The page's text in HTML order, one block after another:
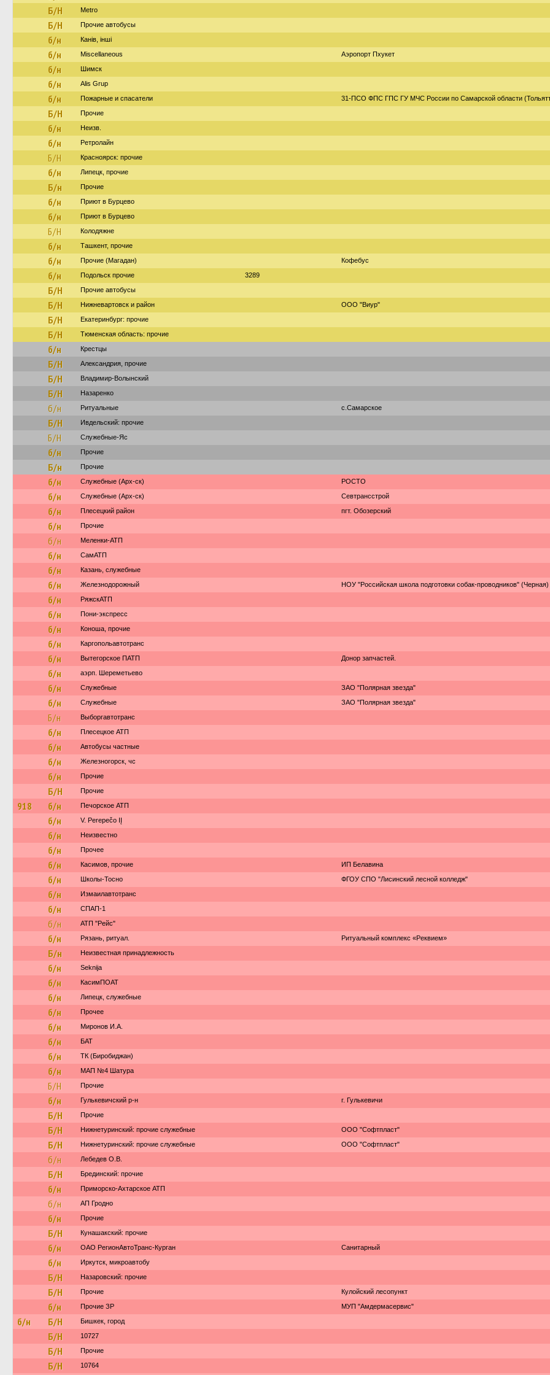
Б/Н Metro
Б/Н Прочие автобусы
б/н Канів, інші
б/н Miscellaneous Аэропорт Пхукет
б/н Шимск
б/н Alis Grup
б/н Пожарные и спасатели 31-ПСО ФПС ГПС ГУ МЧС России по Самарской области
Б/Н Прочие
б/н Неизв.
б/н Ретролайн
Б/Н Красноярск: прочие
б/н Липецк, прочие
Б/н Прочие
б/н Приют в Бурцево
б/н Приют в Бурцево
Б/Н Колодяжне
б/н Ташкент, прочие
б/н Прочие (Магадан) Кофебус
б/н Подольск прочие 3289
Б/Н Прочие автобусы
Б/Н Нижневартовск и район ООО "Виур"
Б/Н Екатеринбург: прочие
Б/Н Тюменская область: прочие
б/н Крестцы
Б/Н Александрия, прочие
Б/Н Владимир-Волынский
Б/Н Назаренко
б/н Ритуальные с.Самарское
Б/Н Ивдельский: прочие
Б/Н Служебные-Яс
б/н Прочие
Б/н Прочие
б/н Служебные (Арх-ск) РОСТО
б/н Служебные (Арх-ск) Севтрансстрой
б/н Плесецкий район пгт. Обозерский
б/н Прочие
б/н Меленки-АТП
б/н СамАТП
б/н Казань, служебные
б/н Железнодорожный НОУ "Российская школа подготовки собак-проводников" (Черная)
б/н РяжскАТП
б/н Пони-экспресс
б/н Коноша, прочие
б/н Каргопольавтотранс
б/н Вытегорское ПАТП Донор запчастей.
б/н аэрп. Шереметьево
б/н Служебные ЗАО "Полярная звезда"
б/н Служебные ЗАО "Полярная звезда"
Б/н Выборгавтотранс
б/н Плесецкое АТП
б/н Автобусы частные
б/н Железногорск, чс
б/н Прочие
Б/Н Прочие
918 б/н Печорское АТП
б/н V. Perepečo IĮ
б/н Неизвестно
б/н Прочее
б/н Касимов, прочие ИП Белавина
б/н Школы-Тосно ФГОУ СПО "Лисинский лесной колледж"
б/н Измаилавтотранс
б/н СПАП-1
б/н АТП "Рейс"
б/н Рязань, ритуал. Ритуальный комплекс «Реквием»
Б/н Неизвестная принадлежность
б/н Seknija
б/н КасимПОАТ
б/н Липецк, служебные
б/н Прочее
б/н Миронов И.А.
б/н БАТ
б/н ТК (Биробиджан)
б/н МАП №4 Шатура
Б/Н Прочие
б/н Гулькевичский р-н г. Гулькевичи
Б/Н Прочие
Б/Н Нижнетуринский: прочие служебные ООО "Софтпласт"
Б/Н Нижнетуринский: прочие служебные ООО "Софтпласт"
б/н Лебедев О.В.
Б/Н Брединский: прочие
б/н Приморско-Ахтарское АТП
б/н АП Гродно
б/н Прочие
Б/Н Кунашакский: прочие
б/н ОАО РегионАвтоТранс-Курган Санитарный
б/н Иркутск, микроавтобу
Б/Н Назаровский: прочие
Б/Н Прочие Кулойский лесопункт
б/н Прочие ЗР МУП "Амдермасервис"
б/н Б/Н Бишкек, город
Б/Н 10727
Б/Н Прочие
Б/Н 10764